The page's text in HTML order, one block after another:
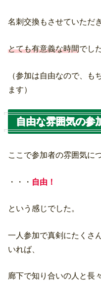
名刺交換もさせていただ
とても有意義な時間でし
（参加は自由なので、も
ます）
自由な雰囲気の参
ここで参加者の雰囲気に
・・・ 自由！
という感じでした。
一人参加で真剣にたくさ
いれば、
廊下で知り合いの人と長